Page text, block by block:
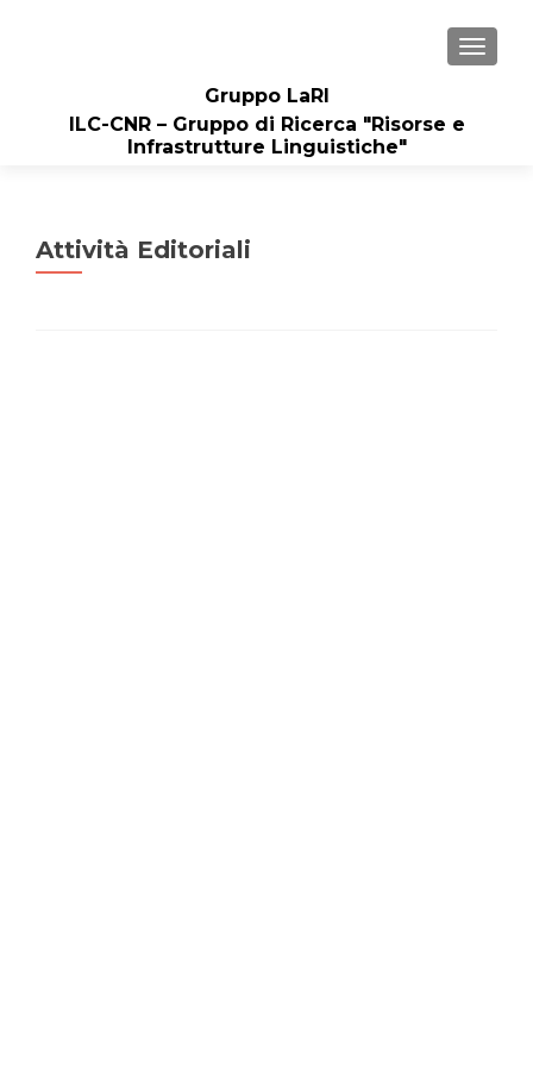
Gruppo LaRI
ILC-CNR – Gruppo di Ricerca "Risorse e
Infrastrutture Linguistiche"
Attività Editoriali